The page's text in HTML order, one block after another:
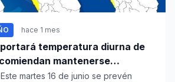
hace 1 mes
temperatura diurna de
mantenerse
martes 16 de junio se prevén